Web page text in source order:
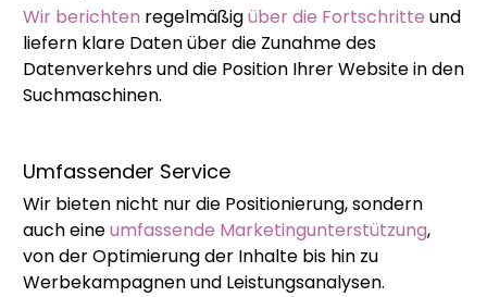
Wir berichten regelmäßigüber die Fortschritte und
liefern klare Daten über die Zunahme des
Datenverkehrs und die Position Ihrer Website in den
Suchmaschinen.
Umfassender Service
Wir bieten nicht nur die Positionierung, sondern
auch eineumfassende Marketingunterstützung,
von der Optimierung der Inhalte bis hin zu
Werbekampagnen und Leistungsanalysen.